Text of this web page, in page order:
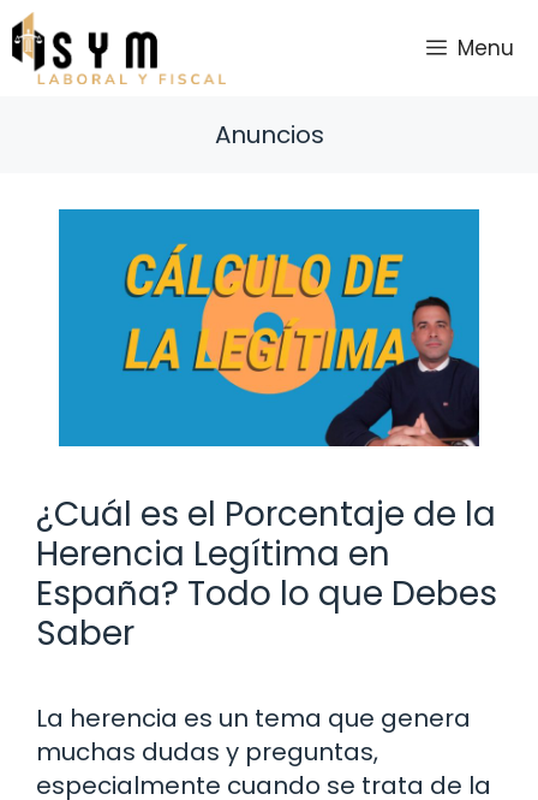
Saltar
al
contenido
Menu
Anuncios
¿Cuál es el Porcentaje de la
Herencia Legítima en
España? Todo lo que Debes
Saber
La herencia es un tema que genera
muchas dudas y preguntas,
especialmente cuando se trata de la